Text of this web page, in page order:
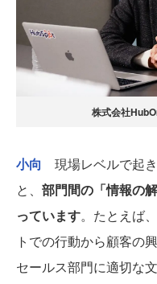
株式会社
小向 現場レベルで起
と、 部門間の「情報の
っています。たとえば
トでの行動から顧客の
セールス部門に適切な